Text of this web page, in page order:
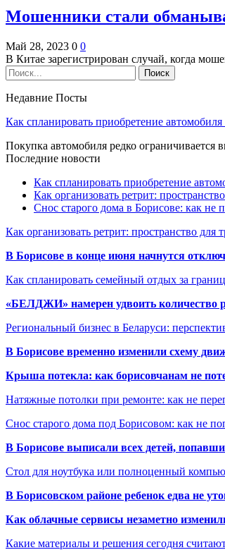
Мошенники стали
Май 28, 2023 0 0
В Китае зарегистрирован случай, когда
Недавние Посты
Как спланировать приобретение автомобиля
Покупка автомобиля редко
Последние новости
Как спланировать приобретение
Как организовать ретрит:
Снос старого дома в Борисове: как не
Как организовать ретрит: пространство
В Борисове в конце июня начнутся
Как спланировать семейный отдых за
«БЕЛДЖИ» намерен удвоить количество
Региональный бизнес в Беларуси:
В Борисове временно изменили схему
Крыша потекла: как борисовчанам не
Натяжные потолки при ремонте: как не
Снос старого дома под Борисовом: как не
В Борисове выписали всех детей,
Стол для ноутбука или полноценный
В Борисовском районе ребенок едва не
Как облачные сервисы незаметно
Какие материалы и решения сегодня